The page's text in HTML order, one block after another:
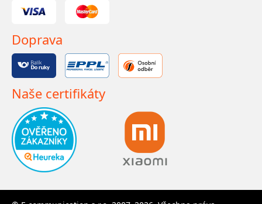
Doprava
Naše certifikáty